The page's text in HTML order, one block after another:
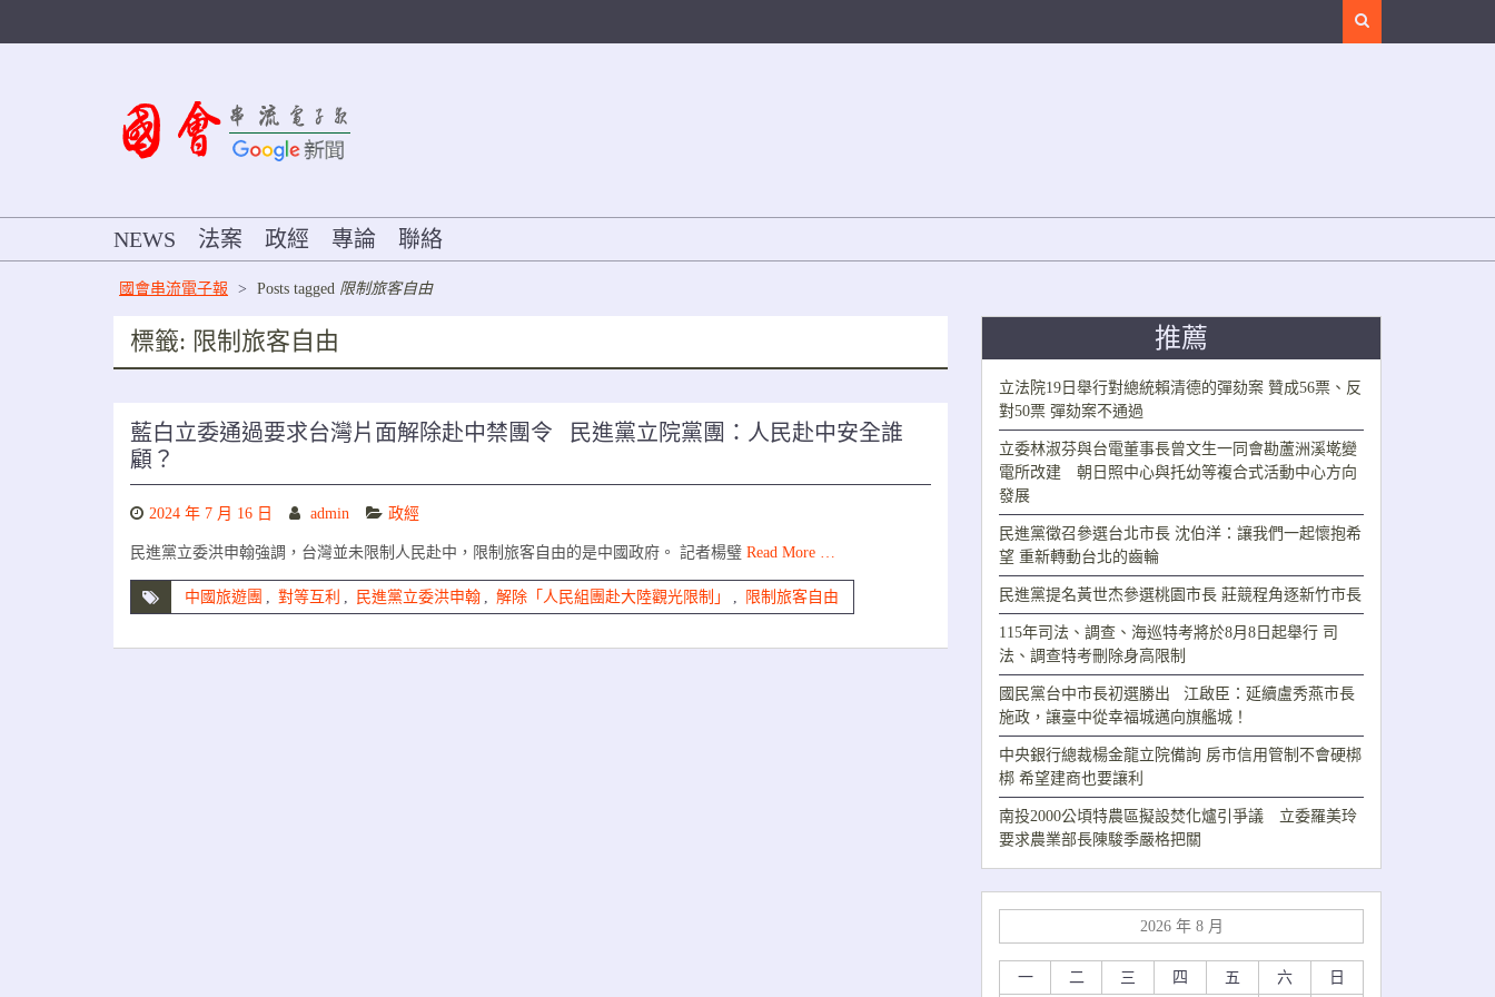
NEWS 法案 政經 專論 聯絡
國會串流電子報 > Posts tagged 限制旅客自由
標籤: 限制旅客自由
藍白立委通過要求台灣片面解除赴中禁團令 民進黨立院黨團：人民赴中安全誰
顧？
2024 年 7 月 16 日 admin 政經
民進黨立委洪申翰強調，台灣並未限制人民赴中，限制旅客自由的是中國政府。 記者楊璧 Read More …
中國旅遊團 , 對等互利 , 民進黨立委洪申翰 , 解除「人民組團赴大陸觀光限制」 , 限制旅客自由
推薦
立法院19日舉行對總統賴清德的彈劾案 贊成56票、反
對50票 彈劾案不通過
立委林淑芬與台電董事長曾文生一同會勘蘆洲溪墘變
電所改建 朝日照中心與托幼等複合式活動中心方向
發展
民進黨徵召參選台北市長 沈伯洋：讓我們一起懷抱希
望 重新轉動台北的齒輪
民進黨提名黃世杰參選桃園市長 莊競程角逐新竹市長
115年司法、調查、海巡特考將於8月8日起舉行 司
法、調查特考刪除身高限制
國民黨台中市長初選勝出 江啟臣：延續盧秀燕市長
施政，讓臺中從幸福城邁向旗艦城！
中央銀行總裁楊金龍立院備詢 房市信用管制不會硬梆
梆 希望建商也要讓利
南投2000公頃特農區擬設焚化爐引爭議 立委羅美玲
要求農業部長陳駿季嚴格把關
2026 年 8 月
一 二 三 四 五 六 日